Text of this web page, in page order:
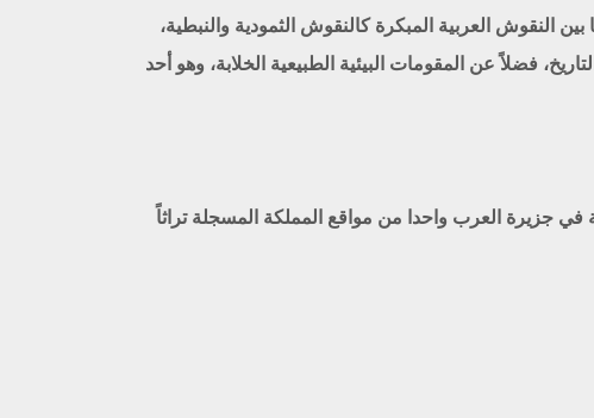
النقوش العربية المبكرة كالنقوش الثمودية والنبطية،
فضلاً عن المقومات البيئية الطبيعية الخلابة، وهو أحد
جزيرة العرب واحدا من مواقع المملكة المسجلة تراثاً